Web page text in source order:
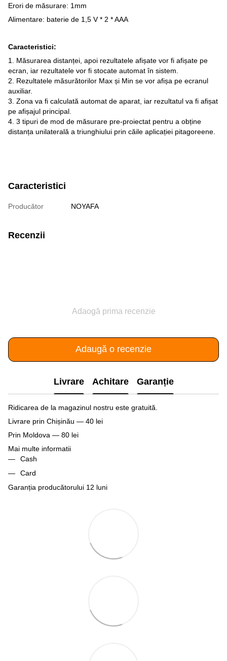
Erori de măsurare: 1mm
Alimentare: baterie de 1,5 V * 2 * AAA
Caracteristici:
1. Măsurarea distanței, apoi rezultatele afișate vor fi afișate pe
ecran, iar rezultatele vor fi stocate automat în sistem.
2. Rezultatele măsurătorilor Max și Min se vor afișa pe ecranul
auxiliar.
3. Zona va fi calculată automat de aparat, iar rezultatul va fi afișat
pe afișajul principal.
4. 3 tipuri de mod de măsurare pre-proiectat pentru a obține
distanța unilaterală a triunghiului prin căile aplicației pitagoreene.
Caracteristici
Producător NOYAFA
Recenzii
Adaogă prima recenzie
Adaugă o recenzie
Livrare Achitare Garanție
Ridicarea de la magazinul nostru este gratuită.
Livrare prin Chișinău — 40 lei
Prin Moldova — 80 lei
Mai multe informatii
Cash
Card
Garanția producătorului 12 luni